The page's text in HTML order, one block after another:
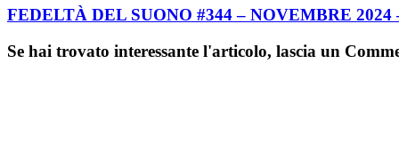
FEDELTÀ DEL SUONO #344 – NOVEMBRE
Se hai trovato interessante l'articolo, lascia un